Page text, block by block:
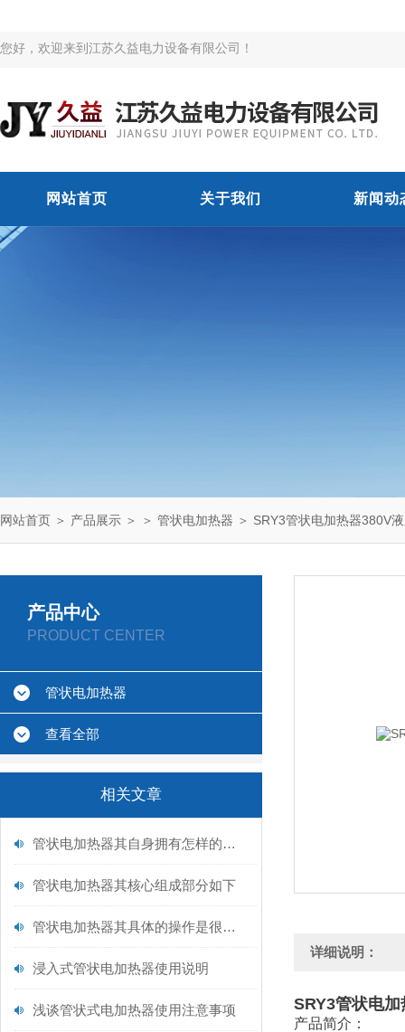
您好，欢迎来到江苏久益电力设备有限公司！
网站首页 关于我们 新闻动
网站首页 ＞ 产品展示 ＞ ＞ 管状电加热器 ＞ SRY3管状电加热器380V
产品中心
PRODUCT CENTER
管状电加热器
查看全部
相关文章
管状电加热器其自身拥有怎样的特点呢？
管状电加热器其核心组成部分如下
管状电加热器其具体的操作是很有讲究的
浸入式管状电加热器使用说明
浅谈管状式电加热器使用注意事项
详细说明：
SRY3管状电
产品简介：